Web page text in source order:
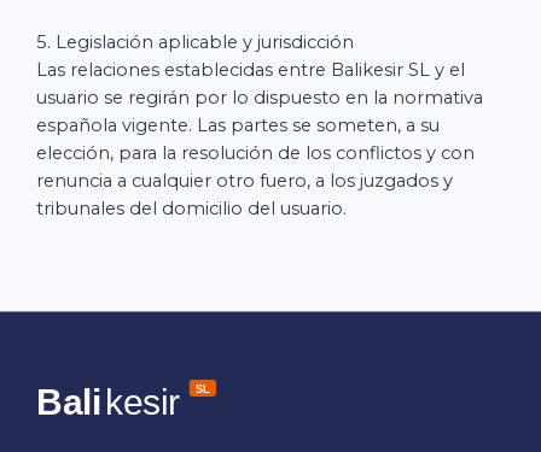
5. Legislación aplicable y jurisdicción
Las relaciones establecidas entre Balikesir SL y el
usuario se regirán por lo dispuesto en la normativa
española vigente. Las partes se someten, a su
elección, para la resolución de los conflictos y con
renuncia a cualquier otro fuero, a los juzgados y
tribunales del domicilio del usuario.